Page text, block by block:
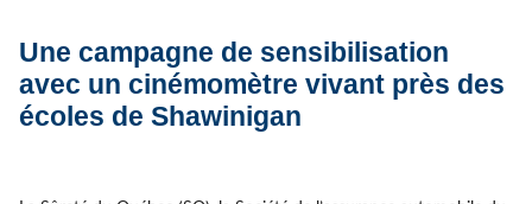
Une campagne de sensibilisation
avec un cinémomètre vivant près des
écoles de Shawinigan